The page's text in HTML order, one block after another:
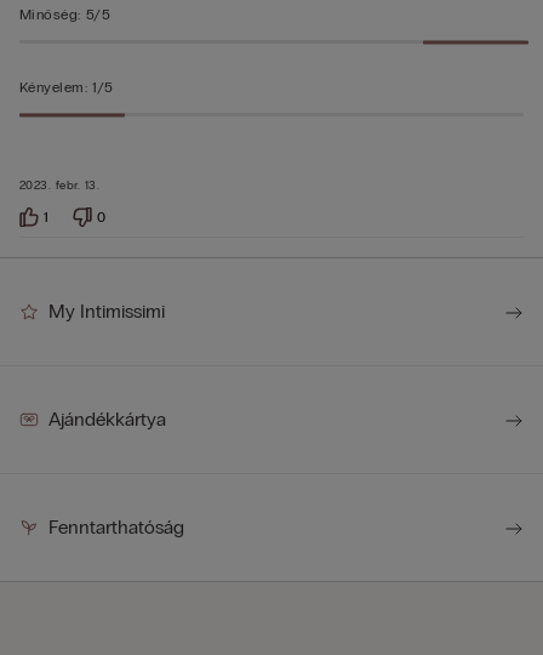
2023. febr. 13.
Minőség: 5/5
Kényelem: 1/5
1 0
My Intimissimi
Ajándékkártya
Fenntarthatóság